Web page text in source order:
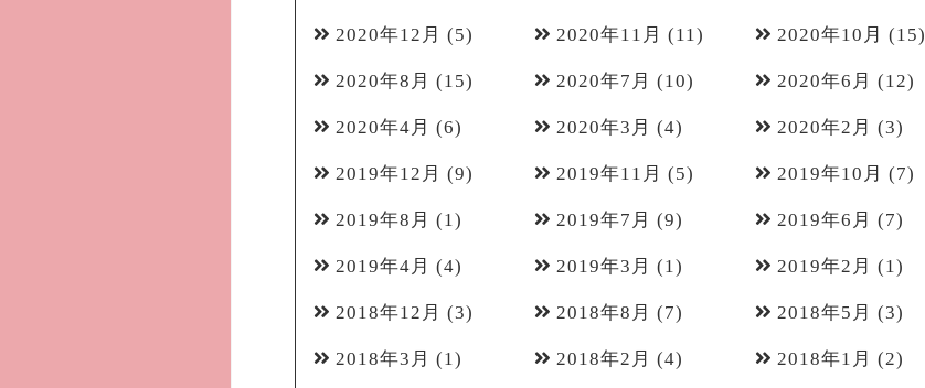
2020年12月 (5) 2020年11月 (11) 2020年10月 (15)
2020年8月 (15) 2020年7月 (10) 2020年6月 (12)
2020年4月 (6) 2020年3月 (4) 2020年2月 (3)
2019年12月 (9) 2019年11月 (5) 2019年10月 (7)
2019年8月 (1) 2019年7月 (9) 2019年6月 (7)
2019年4月 (4) 2019年3月 (1) 2019年2月 (1)
2018年12月 (3) 2018年8月 (7) 2018年5月 (3)
2018年3月 (1) 2018年2月 (4) 2018年1月 (2)